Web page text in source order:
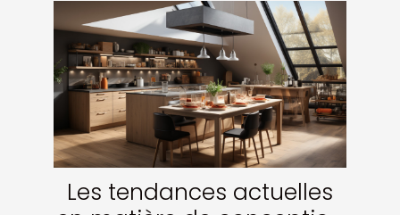
Les tendances actuelles